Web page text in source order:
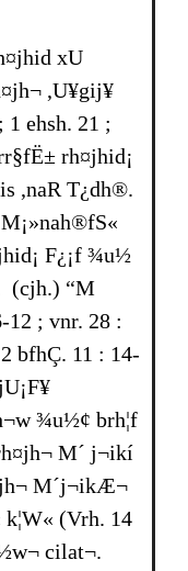
xU
,U¥gij¥
ehsh. 21 ;
rh¤jhid¡
,naR T¿dh®.
F¿¡f ¾u½
(cjh.) “M
12 ; vnr. 28 :
bfhÇ. 11 : 14-
¾u½¢ brh¦f
M´ j¬ikí
M´j¬ikÆ¬
(Vrh. 14
cilat¬.